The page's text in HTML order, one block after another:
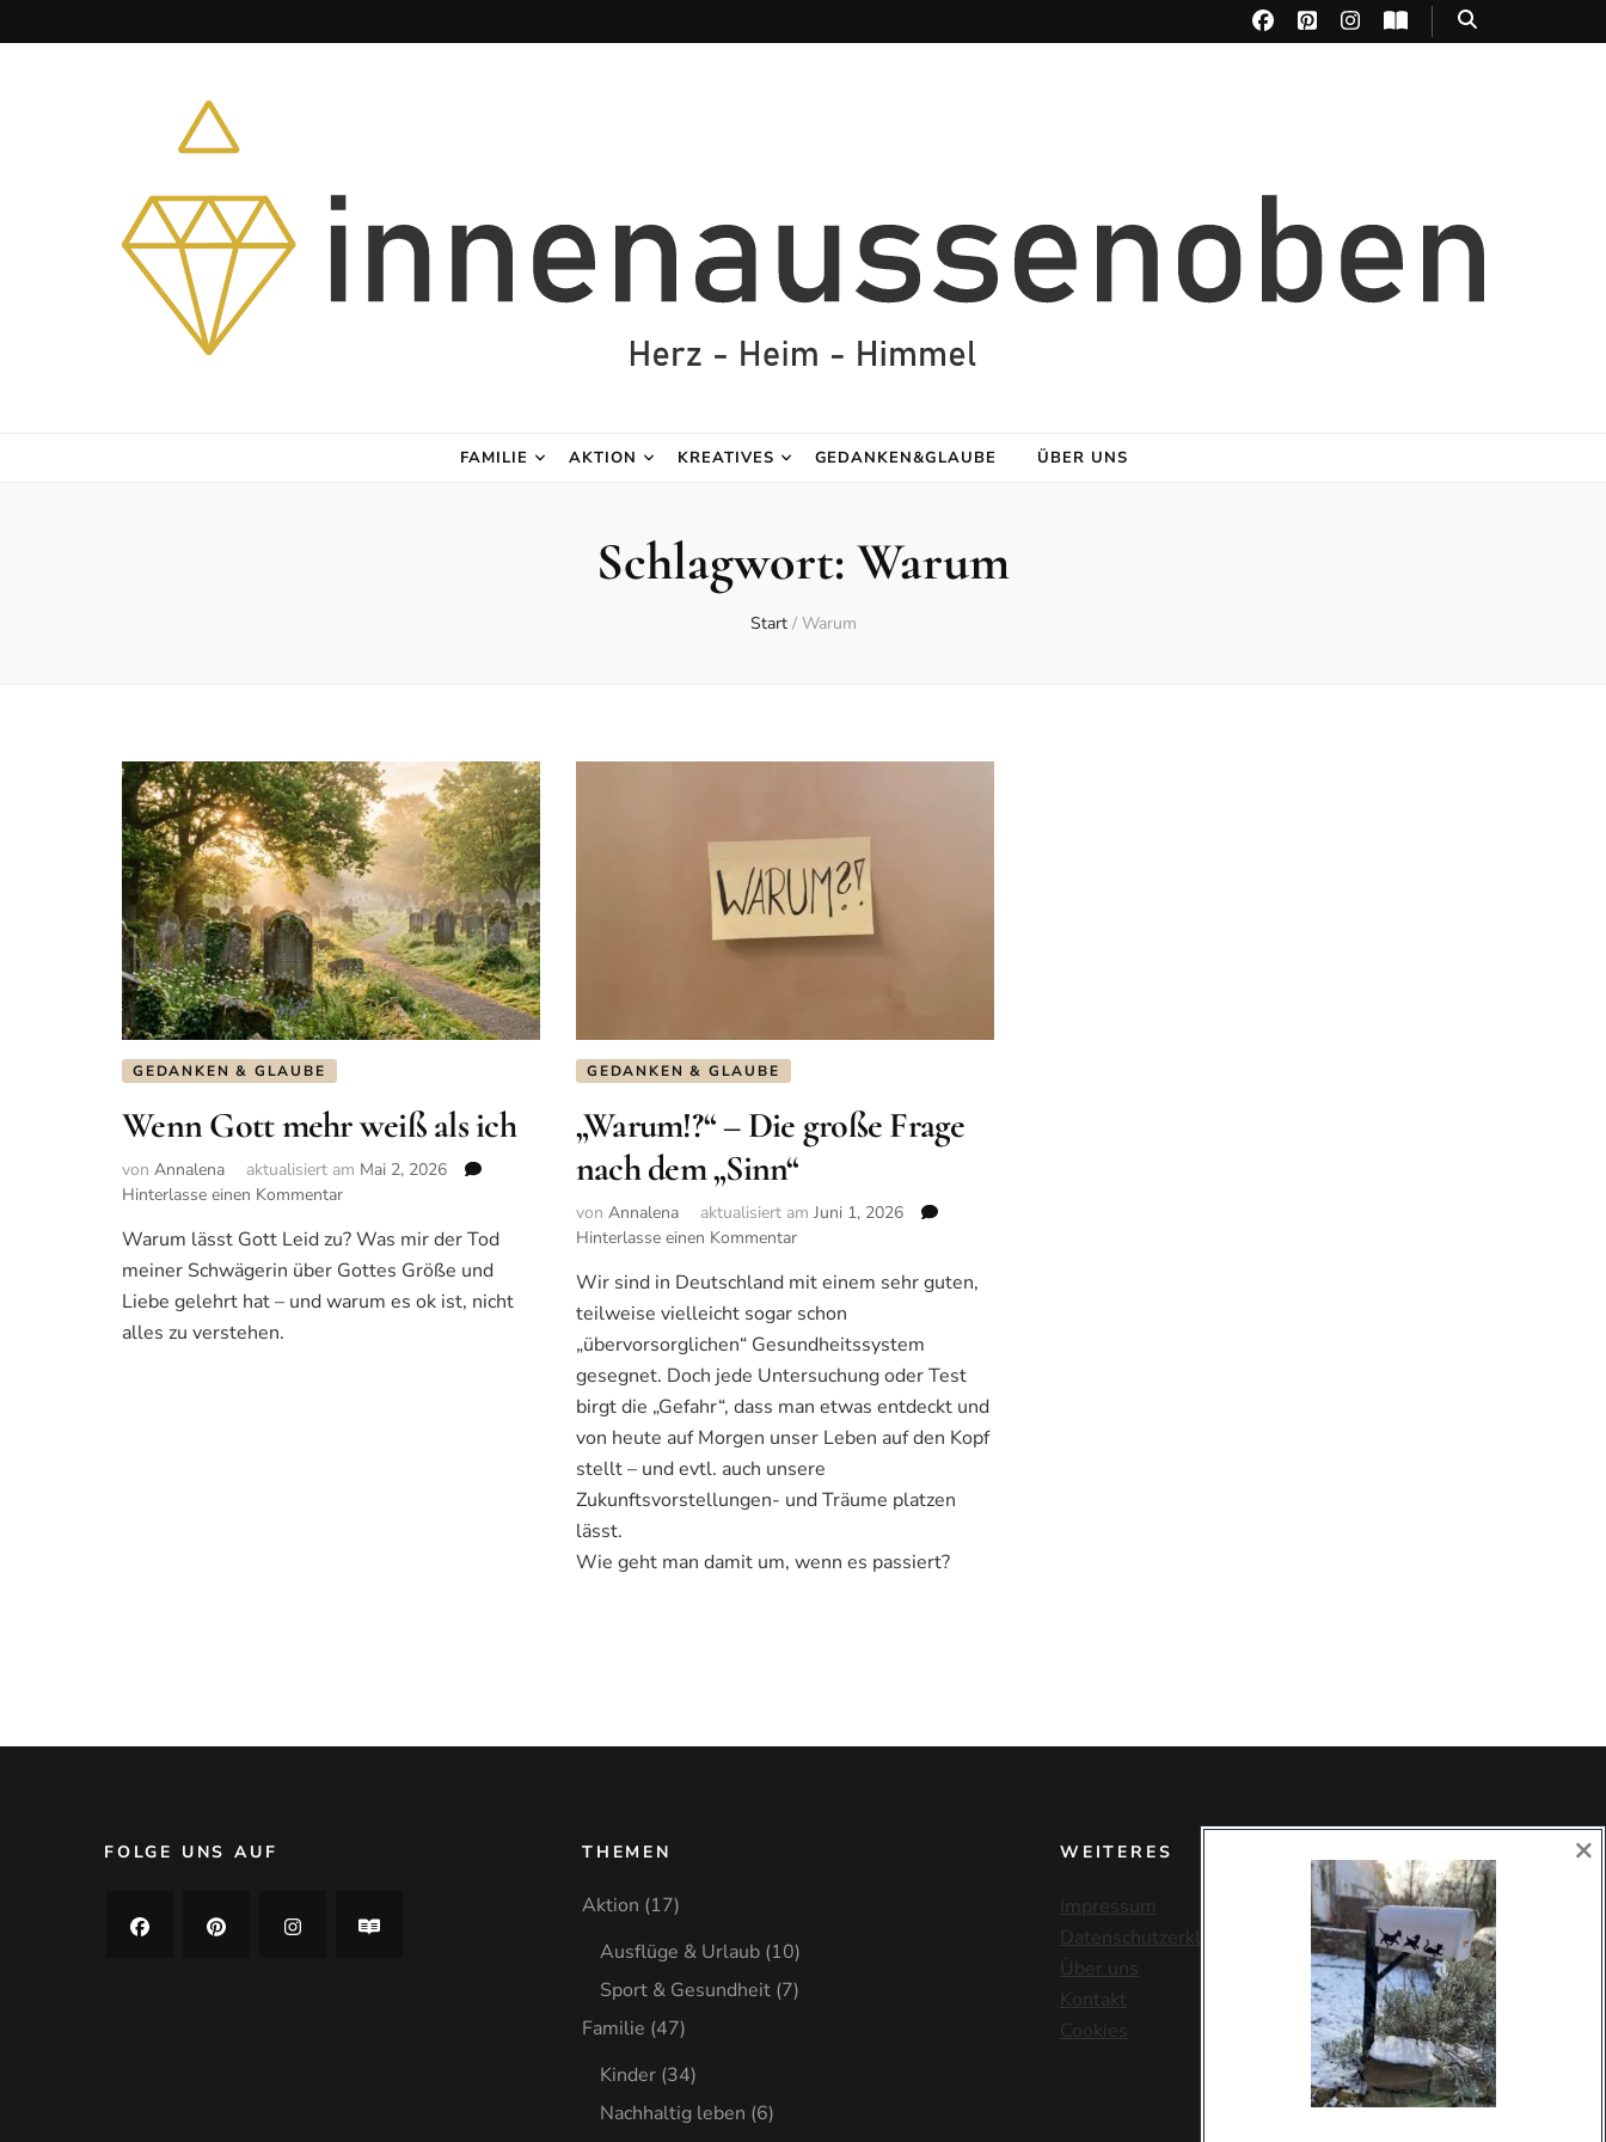
FAMILIE AKTION KREATIVES GEDANKEN&GLAUBE ÜBER UNS
Schlagwort: Warum
Start / Warum
GEDANKEN & GLAUBE
Wenn Gott mehr weiß als ich
von Annalena aktualisiert am Mai 2, 2026
Hinterlasse einen Kommentar
Gott
mehr
weiß
Warum lässt Gott Leid zu? Was mir der Tod
meiner Schwägerin über Gottes Größe und
Liebe gelehrt hat – und warum es ok ist, nicht
alles zu verstehen.
GEDANKEN & GLAUBE
„Warum!?“ – Die große Frage
nach dem „Sinn“
von Annalena aktualisiert am Juni 1, 2026
Hinterlasse einen Kommentarzu
–
Die
große
Frage
nach
dem
„Sinn“
Wir sind in Deutschland mit einem sehr guten,
teilweise vielleicht sogar schon
„übervorsorglichen“ Gesundheitssystem
gesegnet. Doch jede Untersuchung oder Test
birgt die „Gefahr“, dass man etwas entdeckt und
von heute auf Morgen unser Leben auf den Kopf
stellt – und evtl. auch unsere
Zukunftsvorstellungen- und Träume platzen
lässt.
Wie geht man damit um, wenn es passiert?
FOLGE UNS AUF THEMEN
Aktion (17)
Ausflüge & Urlaub (10)
Sport & Gesundheit (7)
Familie (47)
Kinder (34)
Nachhaltig leben (6)
WEITERES
Impressum
Datenschutzerklärung
Über uns
Kontakt
Cookies
×